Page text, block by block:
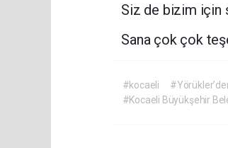
Siz de bizim için
Sana çok çok
#kocaeli
#Kocaeli Büyükşehir